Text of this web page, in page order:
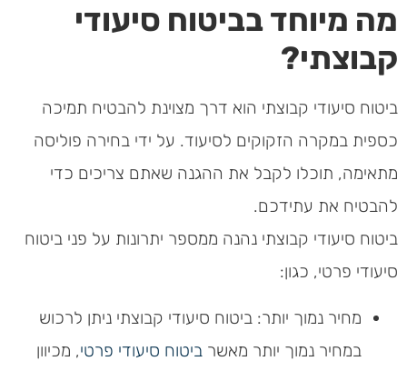
מה מיוחד בביטוח סיעודי
קבוצתי?
ביטוח סיעודי קבוצתי הוא דרך מצוינת להבטיח תמיכה
כספית במקרה הזקוקים לסיעוד. על ידי בחירה פוליסה
מתאימה, תוכלו לקבל את ההגנה שאתם צריכים כדי
להבטיח את עתידכם.
ביטוח סיעודי קבוצתי נהנה ממספר יתרונות על פני ביטוח
סיעודי פרטי, כגון:
מחיר נמוך יותר: ביטוח סיעודי קבוצתי ניתן לרכוש
במחיר נמוך יותר מאשר ביטוח סיעודי פרטי, מכיוון